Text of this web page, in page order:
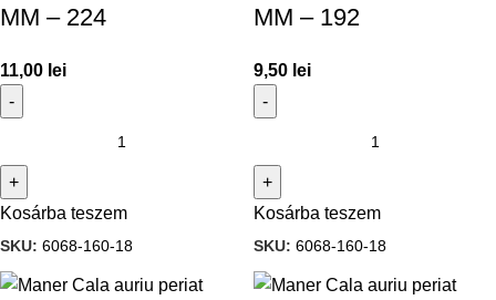
MM – 224
11,00 lei
Kosárba teszem
SKU: 6068-160-18
MM – 192
9,50 lei
Kosárba teszem
SKU: 6068-160-18